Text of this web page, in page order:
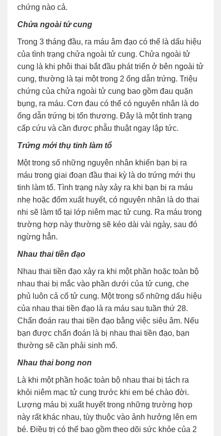
chứng nào cả.
Chửa ngoài tử cung
Trong 3 tháng đầu, ra máu âm đạo có thể là dấu hiệu
của tình trạng chửa ngoài tử cung. Chửa ngoài tử
cung là khi phôi thai bắt đầu phát triển ở bên ngoài tử
cung, thường là tại một trong 2 ống dẫn trứng. Triệu
chứng của chửa ngoài tử cung bao gồm đau quặn
bụng, ra máu. Cơn đau có thể có nguyên nhân là do
ống dẫn trứng bị tổn thương. Đây là một tình trạng
cấp cứu và cần được phẫu thuật ngay lập tức.
Trứng mới thụ tinh làm tổ
Một trong số những nguyên nhân khiến bạn bị ra
máu trong giai đoạn đầu thai kỳ là do trứng mới thụ
tinh làm tổ. Tình trạng này xảy ra khi bạn bị ra máu
nhẹ hoặc đốm xuất huyết, có nguyên nhân là do thai
nhi sẽ làm tổ tại lớp niêm mạc tử cung. Ra máu trong
trường hợp này thường sẽ kéo dài vài ngày, sau đó
ngừng hẳn.
Nhau thai tiền đạo
Nhau thai tiền đạo xảy ra khi một phần hoặc toàn bộ
nhau thai bị mắc vào phần dưới của tử cung, che
phủ luôn cả cổ tử cung. Một trong số những dấu hiệu
của nhau thai tiền đạo là ra máu sau tuần thứ 28.
Chẩn đoán rau thai tiền đạo bằng việc siêu âm. Nếu
bạn được chẩn đoán là bị nhau thai tiền đạo, bạn
thường sẽ cần phải sinh mổ.
Nhau thai bong non
Là khi một phần hoặc toàn bộ nhau thai bị tách ra
khỏi niêm mạc tử cung trước khi em bé chào đời.
Lượng máu bị xuất huyết trong những trường hợp
này rất khác nhau, tùy thuộc vào ảnh hưởng lên em
bé. Điều trị có thể bao gồm theo dõi sức khỏe của 2